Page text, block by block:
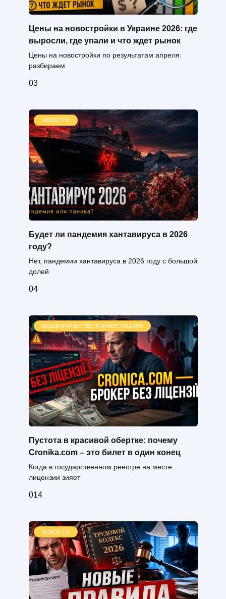
Цены на новостройки в Украине 2026: где
выросли, где упали и что ждет рынок
Цены на новостройки по результатам апреля:
разбираем
03
НОВОСТИ
Будет ли пандемия хантавируса в 2026
году?
Нет, пандемии хантавируса в 2026 году с большой
долей
04
МОШЕННИЧЕСТВО В ИНВЕСТИЦИЯХ
Пустота в красивой обертке: почему
Cronika.com – это билет в один конец
Когда в государственном реестре на месте
лицензии зияет
014
НОВОСТИ